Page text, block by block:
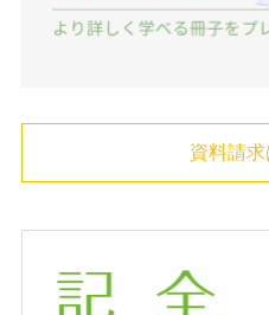
資料請